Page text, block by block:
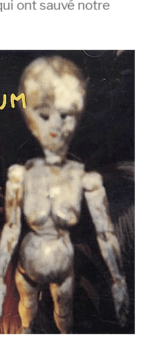
ont sauvé notre